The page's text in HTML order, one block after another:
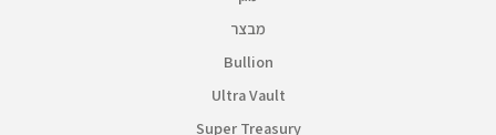
מבצר
Bullion
Ultra Vault
Super Treasury